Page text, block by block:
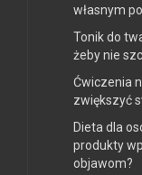
własnym
Tonik do
żeby nie
Ćwiczenia
zwiększyć
Dieta dla
produkty
objawom?